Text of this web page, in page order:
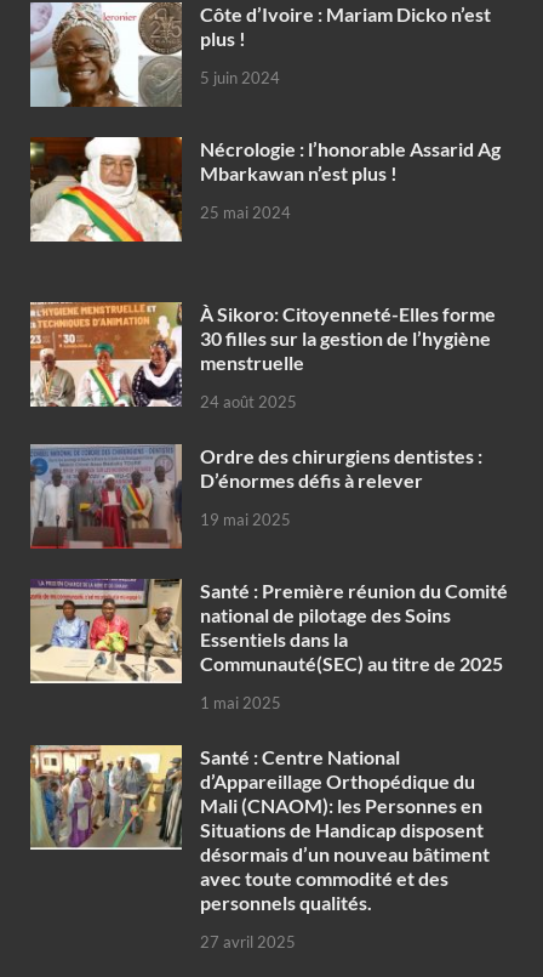
Côte d’Ivoire : Mariam Dicko n’est
plus !
5 juin 2024
Nécrologie : l’honorable Assarid Ag
Mbarkawan n’est plus !
25 mai 2024
À Sikoro: Citoyenneté-Elles forme
30 filles sur la gestion de l’hygiène
menstruelle
24 août 2025
Ordre des chirurgiens dentistes :
D’énormes défis à relever
19 mai 2025
Santé : Première réunion du Comité
national de pilotage des Soins
Essentiels dans la
Communauté(SEC) au titre de 2025
1 mai 2025
Santé : Centre National
d’Appareillage Orthopédique du
Mali (CNAOM): les Personnes en
Situations de Handicap disposent
désormais d’un nouveau bâtiment
avec toute commodité et des
personnels qualités.
27 avril 2025